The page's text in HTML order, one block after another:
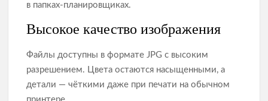
в папках‑планировщиках.
Высокое качество изображения
Файлы доступны в формате JPG с высоким
разрешением. Цвета остаются насыщенными, а
детали — чёткими даже при печати на обычном